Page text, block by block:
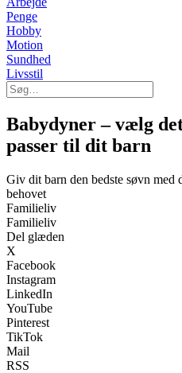
Penge
Hobby
Motion
Sundhed
Livsstil
Babydyner – vælg
passer til dit barn
Giv dit barn den bedste søvn med
behovet
Familieliv
Familieliv
Del glæden
X
Facebook
Instagram
LinkedIn
YouTube
Pinterest
TikTok
Mail
RSS